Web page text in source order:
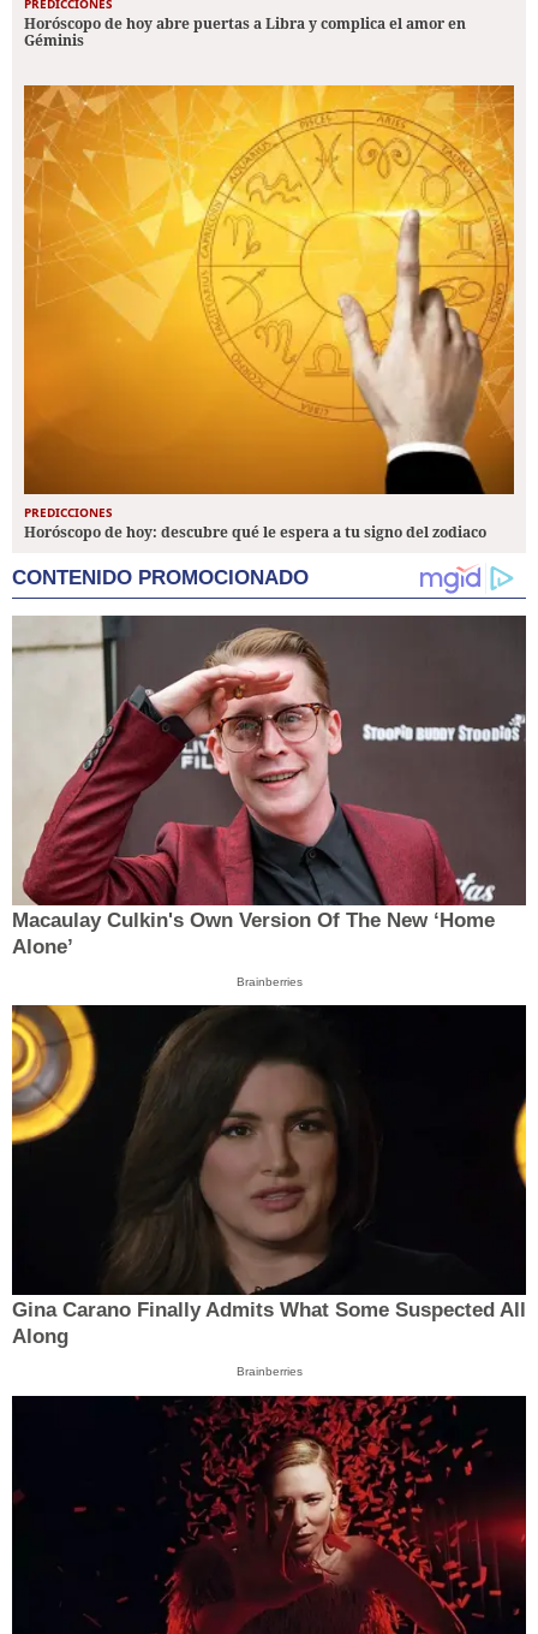
Horóscopo de hoy abre puertas a Libra y complica el amor en
Géminis
PREDICCIONES
Horóscopo de hoy: descubre qué le espera a tu signo del zodiaco
CONTENIDO PROMOCIONADO
Macaulay Culkin's Own Version Of The New ‘Home
Alone’
Brainberries
Gina Carano Finally Admits What Some Suspected All
Along
Brainberries